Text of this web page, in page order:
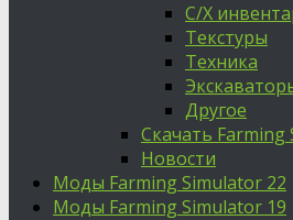
С/Х
Текстуры
Техника
Другое
Скачать Farming
Новости
Моды Farming Simulator 22
Моды Farming Simulator 19